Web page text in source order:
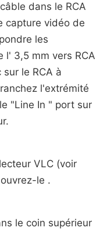
dans le RCA
capture vidéo de
les
l' 3,5 mm vers RCA
le RCA à
l'extrémité
"Line In " port sur
VLC (voir
le .
le coin supérieur